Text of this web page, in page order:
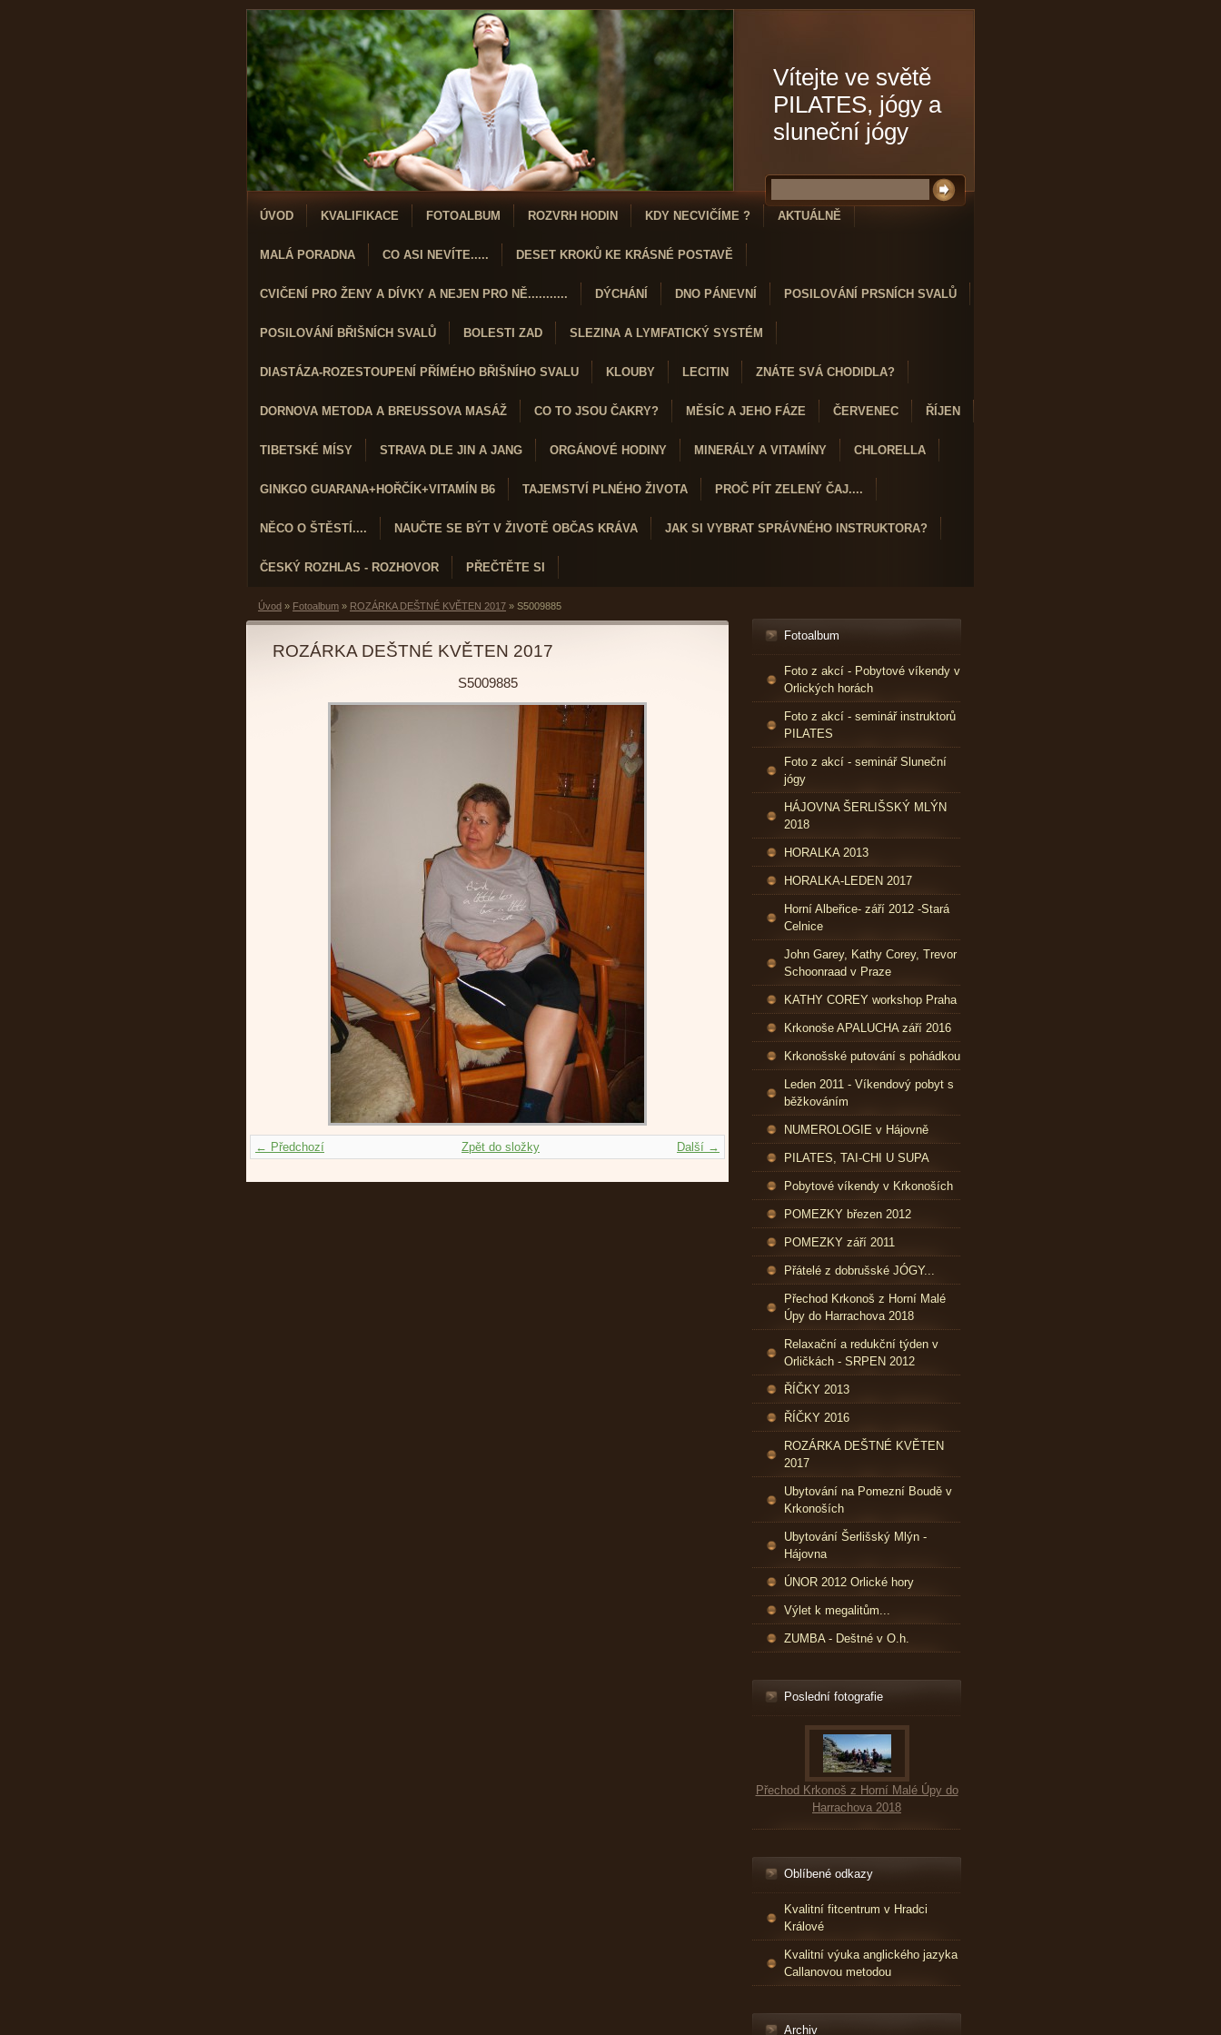
Vítejte ve světě
PILATES, jógy a
sluneční jógy
ÚVOD KVALIFIKACE FOTOALBUM ROZVRH HODIN KDY NECVIČÍME ? AKTUÁLNĚ
MALÁ PORADNA CO ASI NEVÍTE..... DESET KROKŮ KE KRÁSNÉ POSTAVĚ
CVIČENÍ PRO ŽENY A DÍVKY A NEJEN PRO NĚ........... DÝCHÁNÍ DNO PÁNEVNÍ POSILOVÁNÍ PRSNÍCH SVALŮ
POSILOVÁNÍ BŘIŠNÍCH SVALŮ BOLESTI ZAD SLEZINA A LYMFATICKÝ SYSTÉM
DIASTÁZA-ROZESTOUPENÍ PŘÍMÉHO BŘIŠNÍHO SVALU KLOUBY LECITIN ZNÁTE SVÁ CHODIDLA?
DORNOVA METODA A BREUSSOVA MASÁŽ CO TO JSOU ČAKRY? MĚSÍC A JEHO FÁZE ČERVENEC ŘÍJEN
TIBETSKÉ MÍSY STRAVA DLE JIN A JANG ORGÁNOVÉ HODINY MINERÁLY A VITAMÍNY CHLORELLA
GINKGO GUARANA+HOŘČÍK+VITAMÍN B6 TAJEMSTVÍ PLNÉHO ŽIVOTA PROČ PÍT ZELENÝ ČAJ....
NĚCO O ŠTĚSTÍ.... NAUČTE SE BÝT V ŽIVOTĚ OBČAS KRÁVA JAK SI VYBRAT SPRÁVNÉHO INSTRUKTORA?
ČESKÝ ROZHLAS - ROZHOVOR PŘEČTĚTE SI
Úvod » Fotoalbum » ROZÁRKA DEŠTNÉ KVĚTEN 2017 » S5009885
ROZÁRKA DEŠTNÉ KVĚTEN 2017
S5009885
← Předchozí Další →
Zpět do složky
Fotoalbum
Foto z akcí - Pobytové víkendy v
Orlických horách
Foto z akcí - seminář instruktorů
PILATES
Foto z akcí - seminář Sluneční
jógy
HÁJOVNA ŠERLIŠSKÝ MLÝN
2018
HORALKA 2013
HORALKA-LEDEN 2017
Horní Albeřice- září 2012 -Stará
Celnice
John Garey, Kathy Corey, Trevor
Schoonraad v Praze
KATHY COREY workshop Praha
Krkonoše APALUCHA září 2016
Krkonošské putování s pohádkou
Leden 2011 - Víkendový pobyt s
běžkováním
NUMEROLOGIE v Hájovně
PILATES, TAI-CHI U SUPA
Pobytové víkendy v Krkonoších
POMEZKY březen 2012
POMEZKY září 2011
Přátelé z dobrušské JÓGY...
Přechod Krkonoš z Horní Malé
Úpy do Harrachova 2018
Relaxační a redukční týden v
Orličkách - SRPEN 2012
ŘÍČKY 2013
ŘÍČKY 2016
ROZÁRKA DEŠTNÉ KVĚTEN
2017
Ubytování na Pomezní Boudě v
Krkonoších
Ubytování Šerlišský Mlýn -
Hájovna
ÚNOR 2012 Orlické hory
Výlet k megalitům...
ZUMBA - Deštné v O.h.
Poslední fotografie
Přechod Krkonoš z Horní Malé Úpy do
Harrachova 2018
Oblíbené odkazy
Kvalitní fitcentrum v Hradci
Králové
Kvalitní výuka anglického jazyka
Callanovou metodou
Archiv